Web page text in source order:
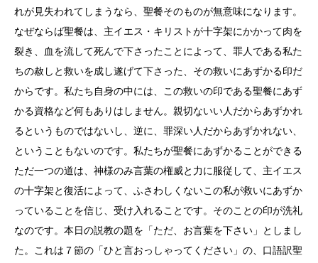
れが見失われてしまうなら、聖餐そのものが無意味になります。
なぜならば聖餐は、主イエス・キリストが十字架にかかって肉を
裂き、血を流して死んで下さったことによって、罪人である私た
ちの赦しと救いを成し遂げて下さった、その救いにあずかる印だ
からです。私たち自身の中には、この救いの印である聖餐にあず
かる資格など何もありはしません。親切ないい人だからあずかれ
るというものではないし、逆に、罪深い人だからあずかれない、
ということもないのです。私たちが聖餐にあずかることができる
ただ一つの道は、神様のみ言葉の権威と力に服従して、主イエス
の十字架と復活によって、ふさわしくないこの私が救いにあずか
っていることを信じ、受け入れることです。そのことの印が洗礼
なのです。本日の説教の題を「ただ、お言葉を下さい」としまし
た。これは７節の「ひと言おっしゃってください」の、口語訳聖